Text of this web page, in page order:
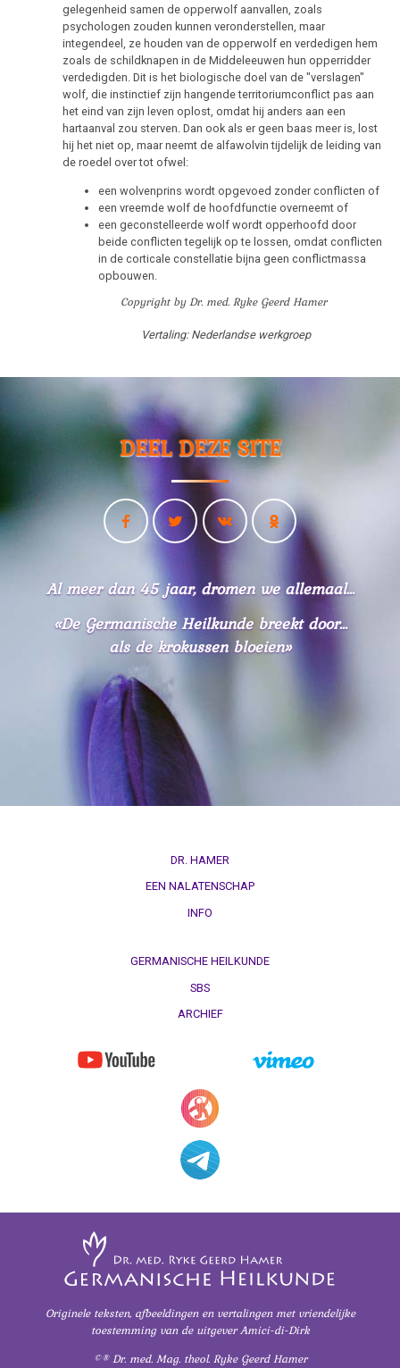
gelegenheid samen de opperwolf aanvallen, zoals
psychologen zouden kunnen veronderstellen, maar
integendeel, ze houden van de opperwolf en verdedigen hem
zoals de schildknapen in de Middeleeuwen hun opperridder
verdedigden. Dit is het biologische doel van de "verslagen"
wolf, die instinctief zijn hangende territoriumconflict pas aan
het eind van zijn leven oplost, omdat hij anders aan een
hartaanval zou sterven. Dan ook als er geen baas meer is, lost
hij het niet op, maar neemt de alfawolvin tijdelijk de leiding van
de roedel over tot ofwel:
een wolvenprins wordt opgevoed zonder conflicten of
een vreemde wolf de hoofdfunctie overneemt of
een geconstelleerde wolf wordt opperhoofd door
beide conflicten tegelijk op te lossen, omdat conflicten
in de corticale constellatie bijna geen conflictmassa
opbouwen.
Copyright by Dr. med. Ryke Geerd Hamer
Vertaling: Nederlandse werkgroep
DEEL DEZE SITE
Al meer dan 45 jaar, dromen we allemaal...
«De Germanische Heilkunde breekt door...
als de krokussen bloeien»
DR. HAMER
EEN NALATENSCHAP
INFO
GERMANISCHE HEILKUNDE
SBS
ARCHIEF
Originele teksten, afbeeldingen en vertalingen met vriendelijke
toestemming van de uitgever Amici-di-Dirk
©® Dr. med. Mag. theol. Ryke Geerd Hamer